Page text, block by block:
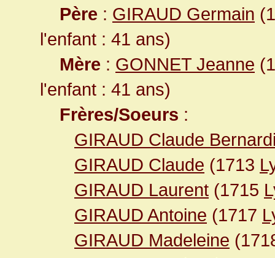
Père : GIRAUD Germain
l'enfant : 41 ans)
Mère : GONNET Jeanne
l'enfant : 41 ans)
Frères/Soeurs :
GIRAUD Claude
GIRAUD Claude (1713
GIRAUD Laurent (1715
GIRAUD Antoine (1717
GIRAUD Madeleine